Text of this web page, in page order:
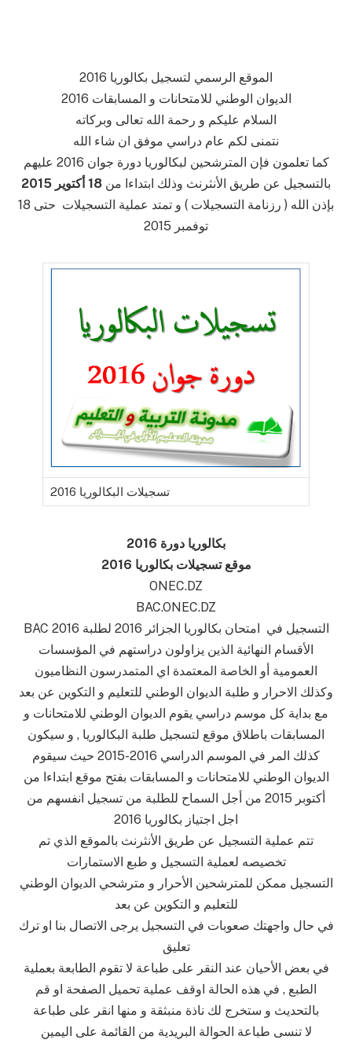
الموقع الرسمي لتسجيل بكالوريا 2016
الديوان الوطني للامتحانات و المسابقات 2016
السلام عليكم و رحمة الله تعالى وبركاته
نتمنى لكم عام دراسي موفق ان شاء الله
كما تعلمون فإن المترشحين لبكالوريا دورة جوان 2016 عليهم
بالتسجيل عن طريق الأنثرنث وذلك ابتداءا من 18 أكتوير
2015
بإذن الله ( رزنامة التسجيلات ) و تمتد عملية التسجيلات حتى 18
توفمبر 2015
تسجيلات البكالوريا 2016
بكالوريا دورة 2016
موقع تسجيلات بكالوريا 2016
ONEC.DZ
BAC.ONEC.DZ
BAC 2016 التسجيل في امتحان بكالوريا الجزائر 2016 لطلبة
الأقسام النهائية الذين يزاولون دراستهم في المؤسسات
العمومية أو الخاصة المعتمدة اي المتمدرسون النظاميون
وكذلك الاحرار و طلبة الديوان الوطني للتعليم و التكوين عن بعد
مع بداية كل موسم دراسي يقوم الديوان الوطني للامتحانات و
المسابقات باطلاق موقع لتسجيل طلبة البكالوريا , و سيكون
كذلك المر في الموسم الدراسي 2016-2015 حيث سيقوم
الديوان الوطني للامتحانات و المسابقات بفتح موقع ابتداءا من
أكتوبر 2015 من أجل السماح للطلبة من تسجيل انفسهم من
اجل اجتياز بكالوريا 2016
تتم عملية التسجيل عن طريق الأنثرنث بالموقع الذي تم
تخصيصه لعملية التسجيل و طبع الاستمارات
التسجيل ممكن للمترشحين الأحرار و مترشحي الديوان الوطني
للتعليم و التكوين عن بعد
في حال واجهتك صعوبات في التسجيل يرجى الاتصال بنا او ترك
تعليق
في بعض الأحيان عند النقر على طباعة لا تقوم الطابعة بعملية
الطبع , في هذه الحالة اوقف عملية تحميل الصفحة او قم
بالتحديث و ستخرج لك ناذة منبثقة و منها انقر على طباعة
لا تنسى طباعة الحوالة البريدية من القائمة على اليمين